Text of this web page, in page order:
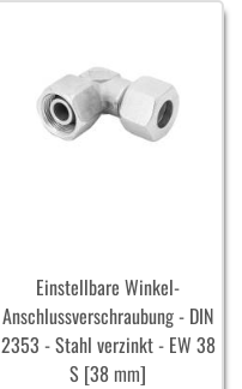
Einstellbare Winkel-
Anschlussverschraubung - DIN
2353 - Stahl verzinkt - EW 38
S [38 mm]